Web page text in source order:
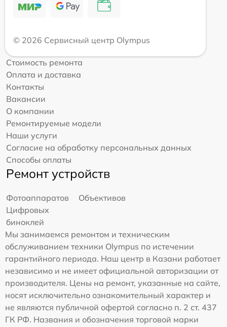
© 2026 Сервисный центр Olympus
Стоимость ремонта
Оплата и доставка
Контакты
Вакансии
О компании
Ремонтируемые модели
Наши услуги
Согласие на обработку персональных данных
Способы оплаты
Ремонт устройств
Фотоаппаратов
Объективов
Цифровых
биноклей
Мы занимаемся ремонтом и техническим
обслуживанием техники Olympus по истечении
гарантийного периода. Наш центр в Казани работает
независимо и не имеет официальной авторизации от
производителя. Цены на ремонт, указанные на сайте,
носят исключительно ознакомительный характер и
не являются публичной офертой согласно п. 2 ст. 437
ГК РФ. Названия и обозначения торговой марки